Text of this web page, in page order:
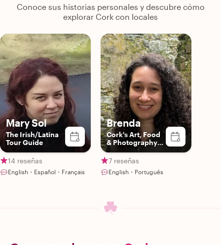
Conoce sus historias personales y descubre cómo
explorar Cork con locales
Mary Sol
The Irish/Latina
Tour Guide
14 reseñas
English・Español・Français
Brenda
Cork's Art, Food
& Photography
Enthusiast
7 reseñas
English・Português